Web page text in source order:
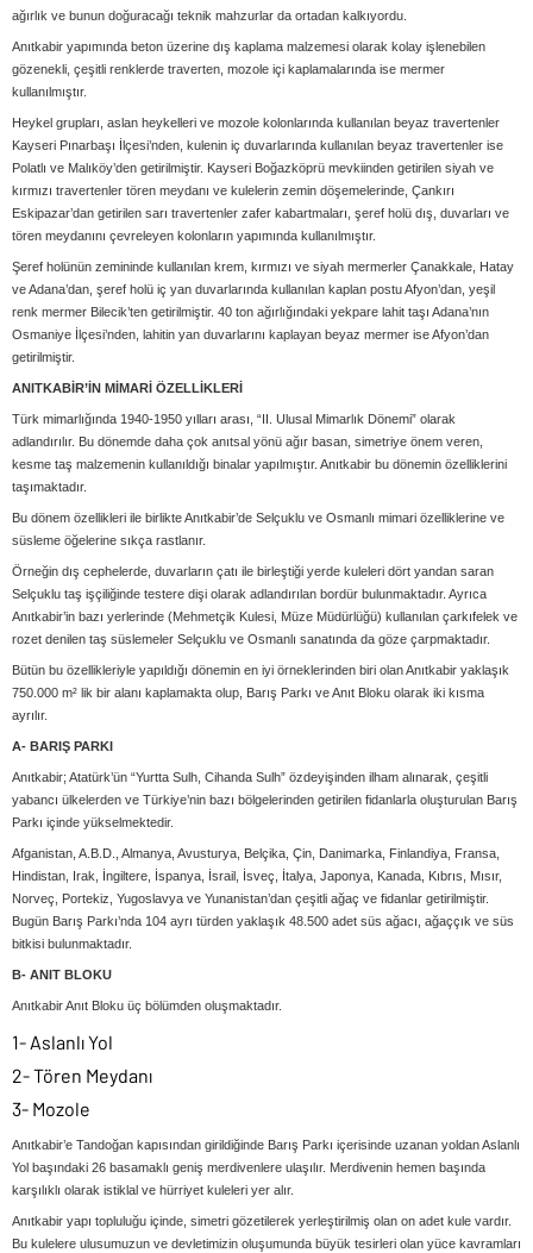
ağırlık ve bunun doğuracağı teknik mahzurlar da ortadan kalkıyordu.
Anıtkabir yapımında beton üzerine dış kaplama malzemesi olarak kolay işlenebilen
gözenekli, çeşitli renklerde traverten, mozole içi kaplamalarında ise mermer
kullanılmıştır.
Heykel grupları, aslan heykelleri ve mozole kolonlarında kullanılan beyaz travertenler
Kayseri Pınarbaşı İlçesi’nden, kulenin iç duvarlarında kullanılan beyaz travertenler ise
Polatlı ve Malıköy’den getirilmiştir. Kayseri Boğazköprü mevkiinden getirilen siyah ve
kırmızı travertenler tören meydanı ve kulelerin zemin döşemelerinde, Çankırı
Eskipazar’dan getirilen sarı travertenler zafer kabartmaları, şeref holü dış, duvarları ve
tören meydanını çevreleyen kolonların yapımında kullanılmıştır.
Şeref holünün zemininde kullanılan krem, kırmızı ve siyah mermerler Çanakkale, Hatay
ve Adana’dan, şeref holü iç yan duvarlarında kullanılan kaplan postu Afyon’dan, yeşil
renk mermer Bilecik’ten getirilmiştir. 40 ton ağırlığındaki yekpare lahit taşı Adana’nın
Osmaniye İlçesi’nden, lahitin yan duvarlarını kaplayan beyaz mermer ise Afyon’dan
getirilmiştir.
ANITKABİR’İN MİMARİ ÖZELLİKLERİ
Türk mimarlığında 1940-1950 yılları arası, “II. Ulusal Mimarlık Dönemi” olarak
adlandırılır. Bu dönemde daha çok anıtsal yönü ağır basan, simetriye önem veren,
kesme taş malzemenin kullanıldığı binalar yapılmıştır. Anıtkabir bu dönemin özelliklerini
taşımaktadır.
Bu dönem özellikleri ile birlikte Anıtkabir’de Selçuklu ve Osmanlı mimari özelliklerine ve
süsleme öğelerine sıkça rastlanır.
Örneğin dış cephelerde, duvarların çatı ile birleştiği yerde kuleleri dört yandan saran
Selçuklu taş işçiliğinde testere dişi olarak adlandırılan bordür bulunmaktadır. Ayrıca
Anıtkabir’in bazı yerlerinde (Mehmetçik Kulesi, Müze Müdürlüğü) kullanılan çarkıfelek ve
rozet denilen taş süslemeler Selçuklu ve Osmanlı sanatında da göze çarpmaktadır.
Bütün bu özellikleriyle yapıldığı dönemin en iyi örneklerinden biri olan Anıtkabir yaklaşık
750.000 m² lik bir alanı kaplamakta olup, Barış Parkı ve Anıt Bloku olarak iki kısma
ayrılır.
A- BARIŞ PARKI
Anıtkabir; Atatürk’ün “Yurtta Sulh, Cihanda Sulh” özdeyişinden ilham alınarak, çeşitli
yabancı ülkelerden ve Türkiye’nin bazı bölgelerinden getirilen fidanlarla oluşturulan Barış
Parkı içinde yükselmektedir.
Afganistan, A.B.D., Almanya, Avusturya, Belçika, Çin, Danimarka, Finlandiya, Fransa,
Hindistan, Irak, İngiltere, İspanya, İsrail, İsveç, İtalya, Japonya, Kanada, Kıbrıs, Mısır,
Norveç, Portekiz, Yugoslavya ve Yunanistan’dan çeşitli ağaç ve fidanlar getirilmiştir.
Bugün Barış Parkı’nda 104 ayrı türden yaklaşık 48.500 adet süs ağacı, ağaççık ve süs
bitkisi bulunmaktadır.
B- ANIT BLOKU
Anıtkabir Anıt Bloku üç bölümden oluşmaktadır.
1- Aslanlı Yol
2- Tören Meydanı
3- Mozole
Anıtkabir’e Tandoğan kapısından girildiğinde Barış Parkı içerisinde uzanan yoldan Aslanlı
Yol başındaki 26 basamaklı geniş merdivenlere ulaşılır. Merdivenin hemen başında
karşılıklı olarak istiklal ve hürriyet kuleleri yer alır.
Anıtkabir yapı topluluğu içinde, simetri gözetilerek yerleştirilmiş olan on adet kule vardır.
Bu kulelere ulusumuzun ve devletimizin oluşumunda büyük tesirleri olan yüce kavramları